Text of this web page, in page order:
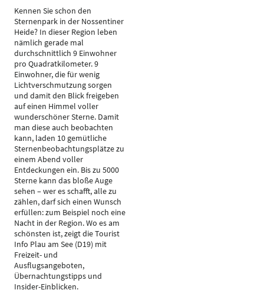
Kennen Sie schon den
Sternenpark in der Nossentiner
Heide? In dieser Region leben
nämlich gerade mal
durchschnittlich 9 Einwohner
pro Quadratkilometer. 9
Einwohner, die für wenig
Lichtverschmutzung sorgen
und damit den Blick freigeben
auf einen Himmel voller
wunderschöner Sterne. Damit
man diese auch beobachten
kann, laden 10 gemütliche
Sternenbeobachtungsplätze zu
einem Abend voller
Entdeckungen ein. Bis zu 5000
Sterne kann das bloße Auge
sehen – wer es schafft, alle zu
zählen, darf sich einen Wunsch
erfüllen: zum Beispiel noch eine
Nacht in der Region. Wo es am
schönsten ist, zeigt die Tourist
Info Plau am See (D19) mit
Freizeit- und
Ausflugsangeboten,
Übernachtungstipps und
Insider-Einblicken.